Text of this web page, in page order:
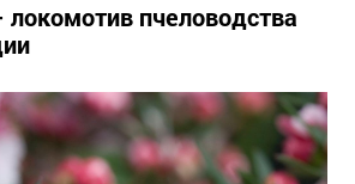
пчеловодства